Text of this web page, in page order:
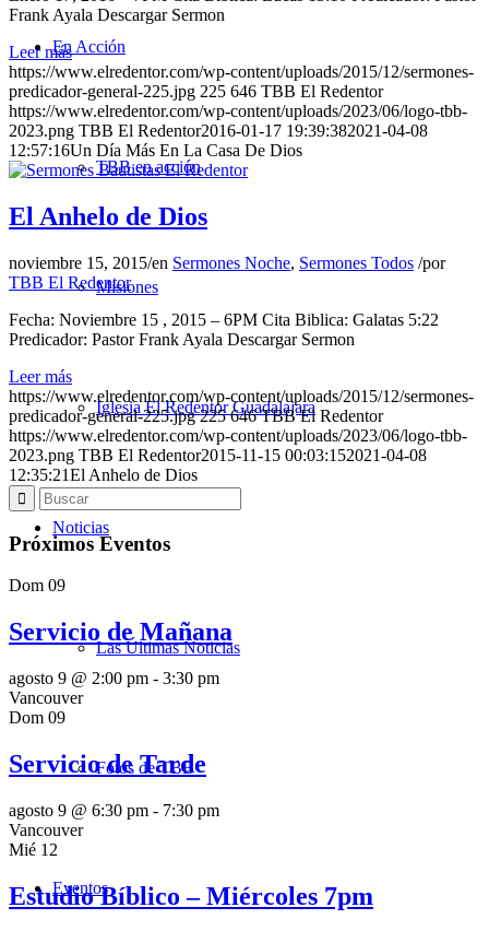
En Acción
TBB en acción
Misiones
Iglesia El Redentor Guadalajara
Noticias
Las Últimas Noticias
Fotos de TBB
Eventos
Frank Ayala Descargar Sermon
Leer más
https://www.elredentor.com/wp-content/uploads/2015/12/sermones-
predicador-general-225.jpg 225 646 TBB El Redentor
https://www.elredentor.com/wp-content/uploads/2023/06/logo-tbb-
2023.png TBB El Redentor2016-01-17 19:39:382021-04-08
12:57:16Un Día Más En La Casa De Dios
El Anhelo de Dios
noviembre 15, 2015/en Sermones Noche, Sermones Todos /por
TBB El Redentor
Fecha: Noviembre 15 , 2015 – 6PM Cita Biblica: Galatas 5:22
Predicador: Pastor Frank Ayala Descargar Sermon
Leer más
https://www.elredentor.com/wp-content/uploads/2015/12/sermones-
predicador-general-225.jpg 225 646 TBB El Redentor
https://www.elredentor.com/wp-content/uploads/2023/06/logo-tbb-
2023.png TBB El Redentor2015-11-15 00:03:152021-04-08
12:35:21El Anhelo de Dios
Próximos Eventos
Dom 09
Servicio de Mañana
agosto 9 @ 2:00 pm - 3:30 pm
Vancouver
Dom 09
Servicio de Tarde
agosto 9 @ 6:30 pm - 7:30 pm
Vancouver
Mié 12
Estudio Bíblico – Miércoles 7pm